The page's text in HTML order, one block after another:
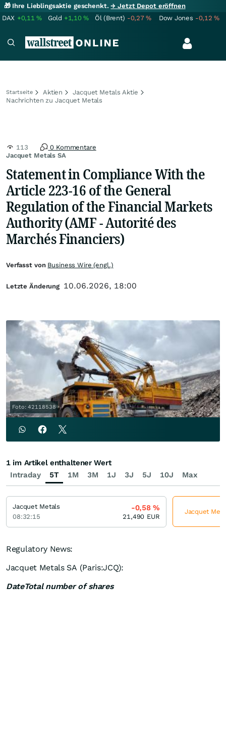
🎁 Ihre Lieblingsaktie geschenkt.→ Jetzt Depot eröffnen
DAX +0,11% Gold +1,10% Öl (Brent) -0,27% Dow Jones -0,12%
Startseite Aktien
Jacquet Metals Aktie
Nachrichten zu Jacquet Metals
Jacquet Metals SA
113 0 Kommentare
Statement in Compliance With the
Article 223-16 of the General
Regulation of the Financial Markets
Authority (AMF - Autorité des
Marchés Financiers)
Foto: 42118538
Regulatory News:
Jacquet Metals SA (Paris:JCQ):
DateTotal number of shares
Verfasst von Business Wire (engl.)
Letzte Änderung 10.06.2026, 18:00
Intraday 5T 1M 3M 1J 3J 5J 10J Max
1 im Artikel enthaltener Wert
Jacquet Metals
08:32:15
-0,58%
21,490 EUR
Jacquet